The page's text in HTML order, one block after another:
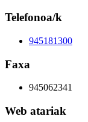
Telefonoa/k
945181300
Faxa
945062341
Web atariak